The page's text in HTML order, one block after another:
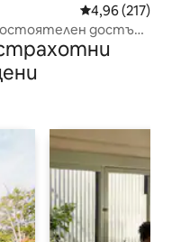
Средна
4,96 (217)
достъп